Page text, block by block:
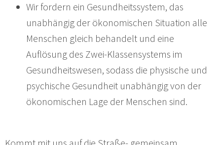
Wir fordern ein Gesundheitssystem, das
unabhängig der ökonomischen Situation alle
Menschen gleich behandelt und eine
Auflösung des Zwei-Klassensystems im
Gesundheitswesen, sodass die physische und
psychische Gesundheit unabhängig von der
ökonomischen Lage der Menschen sind.